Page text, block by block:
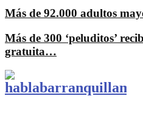
Más de 92.000 adultos
Más de 300 ‘peluditos’
gratuita…